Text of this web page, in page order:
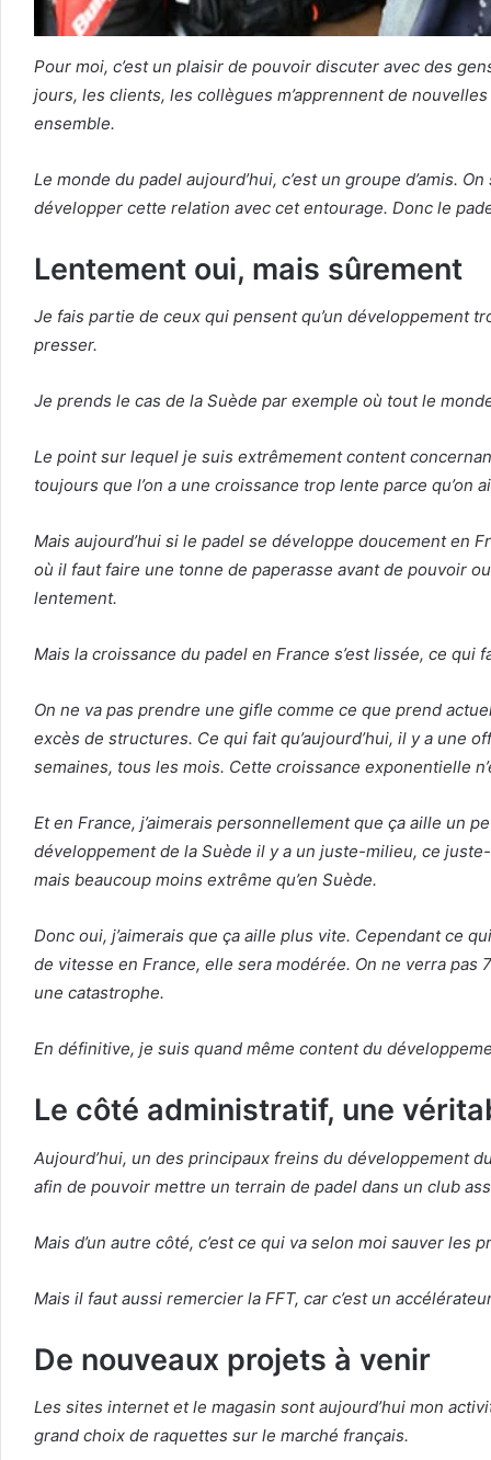
Pour moi, c’est un plaisir de pouvoir discuter avec des
jours, les clients, les collègues m’apprennent de
ensemble.
Le monde du padel aujourd’hui, c’est un groupe d’amis.
développer cette relation avec cet entourage. Donc le
Lentement oui, mais sûrement
Je fais partie de ceux qui pensent qu’un développement
presser.
Je prends le cas de la Suède par exemple où tout le
Le point sur lequel je suis extrêmement content
toujours que l’on a une croissance trop lente parce
Mais aujourd’hui si le padel se développe doucement en
où il faut faire une tonne de paperasse avant de pouvoir
lentement.
Mais la croissance du padel en France s’est lissée, ce
On ne va pas prendre une gifle comme ce que prend
excès de structures. Ce qui fait qu’aujourd’hui, il y a une
semaines, tous les mois. Cette croissance exponentielle
Et en France, j’aimerais personnellement que ça aille un
développement de la Suède il y a un juste-milieu, ce
mais beaucoup moins extrême qu’en Suède.
Donc oui, j’aimerais que ça aille plus vite. Cependant ce
de vitesse en France, elle sera modérée. On ne verra
une catastrophe.
En définitive, je suis quand même content du
Le côté administratif, une
Aujourd’hui, un des principaux freins du développement
afin de pouvoir mettre un terrain de padel dans un club
Mais d’un autre côté, c’est ce qui va selon moi sauver
Mais il faut aussi remercier la FFT, car c’est un
De nouveaux projets à venir
Les sites internet et le magasin sont aujourd’hui mon
grand choix de raquettes sur le marché français.